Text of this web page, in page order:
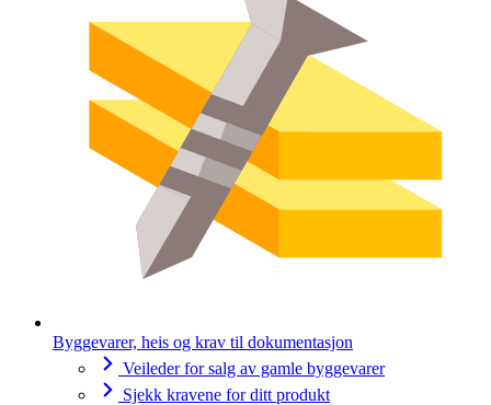
Byggevarer, heis og krav til dokumentasjon
Veileder for salg av gamle byggevarer
Sjekk kravene for ditt produkt